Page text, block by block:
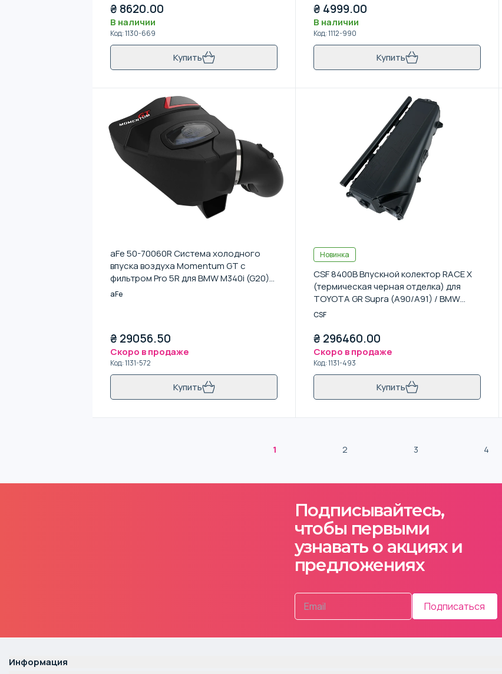
₴ 8620.00
В наличии
Код:1130-669
Купить
₴ 4999.00
В наличии
Код:1112-990
Купить
aFe 50-70060R Система холодного
впуска воздуха Momentum GT с
фильтром Pro 5R для BMW M340i (G20)
20-24 L6-3.0L (t) B58
aFe
₴ 29056.50
Скоро в продаже
Код:1131-572
Купить
Новинка
CSF 8400B Впускной колектор RACE X
(термическая черная отделка) для
TOYOTA GR Supra (A90/A91) / BMW
M340iX (G20/G21)
CSF
₴ 296460.00
Скоро в продаже
Код:1131-493
Купить
1 2 3 4
Подписывайтесь,
чтобы первыми
узнавать о акциях и
предложениях
Подписаться
Информация